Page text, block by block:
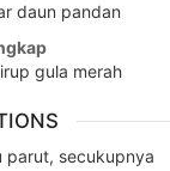
daun pandan
gula merah
parut, secukupnya